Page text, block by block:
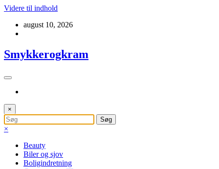
Videre til indhold
august 10, 2026
Smykkerogkram
×
×
Beauty
Biler og sjov
Boligindretning